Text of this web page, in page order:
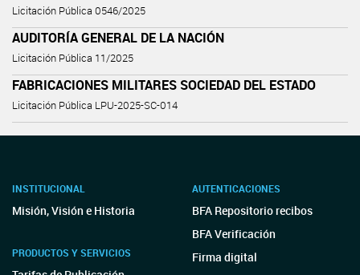
Licitación Pública 0546/2025
AUDITORÍA GENERAL DE LA NACIÓN
Licitación Pública 11/2025
FABRICACIONES MILITARES SOCIEDAD DEL ESTADO
Licitación Pública LPU-2025-SC-014
INSTITUCIONAL
Misión, Visión e Historia
PRODUCTOS Y SERVICIOS
AUTENTICACIONES
BFA Repositorio recibos
BFA Verificación
Firma digital